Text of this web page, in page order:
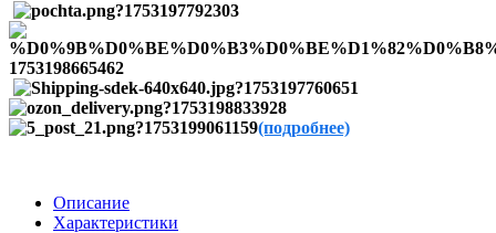
(подробнее)
Описание
Характеристики